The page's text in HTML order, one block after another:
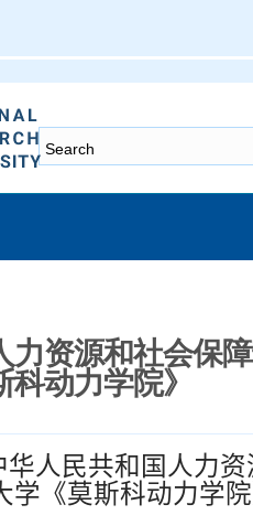
力资源和社会保
动力学院》
华人民共和国人力
学《莫斯科动力学